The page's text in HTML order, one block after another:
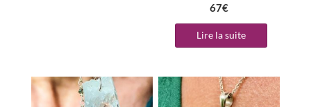
67€
Lire la suite